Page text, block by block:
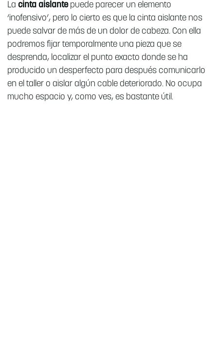
La cinta aislantepuede parecer un elemento
‘inofensivo’, pero lo cierto es que la cinta aislante nos
puede salvar de más de un dolor de cabeza. Con ella
podremos fijar temporalmente una pieza que se
desprenda, localizar el punto exacto donde se ha
producido un desperfecto para después comunicarlo
en el taller o aislar algún cable deteriorado. No ocupa
mucho espacio y, como ves, es bastante útil.